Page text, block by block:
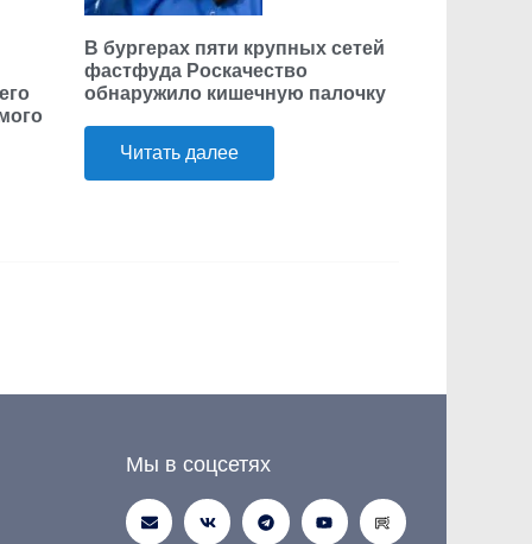
В бургерах пяти крупных сетей
фастфуда Роскачество
обнаружило кишечную палочку
Читать далее
Мы в соцсетях